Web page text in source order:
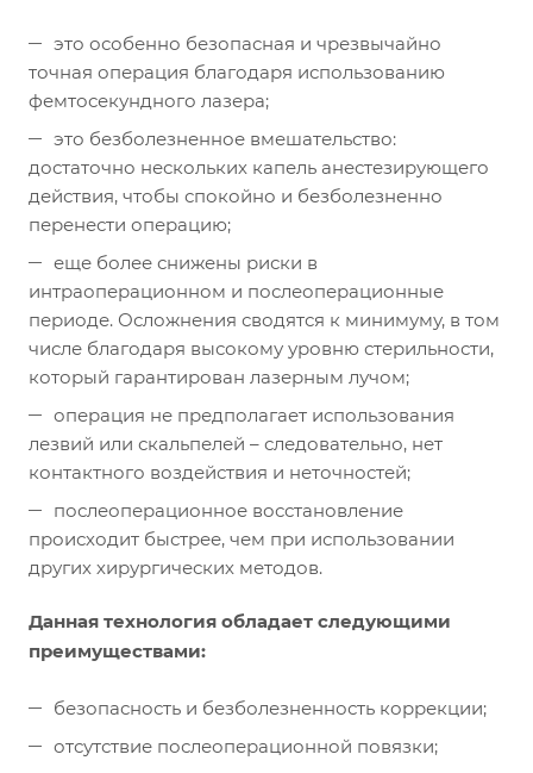
это особенно безопасная и чрезвычайно
точная операция благодаря использованию
фемтосекундного лазера;
это безболезненное вмешательство:
достаточно нескольких капель анестезирующего
действия, чтобы спокойно и безболезненно
перенести операцию;
еще более снижены риски в
интраоперационном и послеоперационные
периоде. Осложнения сводятся к минимуму, в том
числе благодаря высокому уровню стерильности,
который гарантирован лазерным лучом;
операция не предполагает использования
лезвий или скальпелей – следовательно, нет
контактного воздействия и неточностей;
послеоперационное восстановление
происходит быстрее, чем при использовании
других хирургических методов.
Данная технология обладает следующими
преимуществами:
безопасность и безболезненность коррекции;
отсутствие послеоперационной повязки;